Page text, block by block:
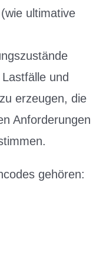
ultimative
und
erzeugen, die
Anforderungen
gehören: